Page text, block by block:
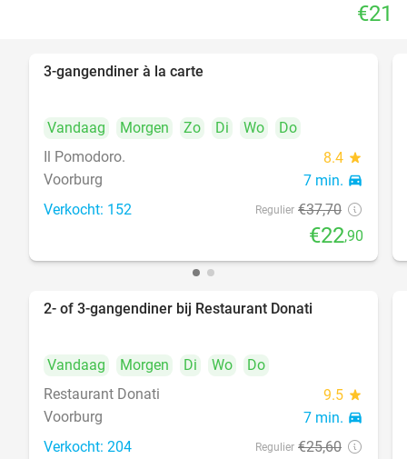
€21
3-gangendiner à la carte
Vandaag Morgen Zo Di Wo
Do
Il Pomodoro.
8.4 star
Voorburg 7 min. directions_car
Verkocht: 152 Regulier €37,70
€22,90
2- of 3-gangendiner bij Restaurant Donati
Vandaag Morgen Di Wo
Do
Restaurant Donati
9.5 star
Voorburg 7 min. directions_car
Verkocht: 204 Regulier €25,60